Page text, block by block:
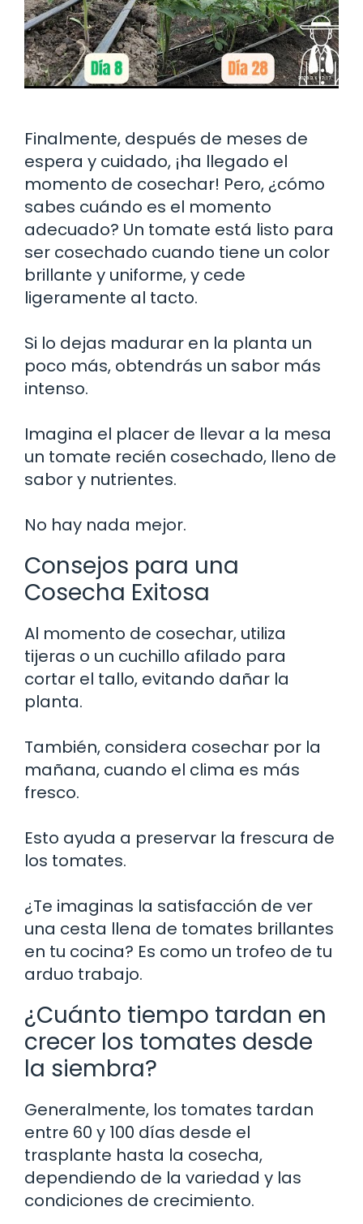
Finalmente, después de meses de
espera y cuidado, ¡ha llegado el
momento de cosechar! Pero, ¿cómo
sabes cuándo es el momento
adecuado? Un tomate está listo para
ser cosechado cuando tiene un color
brillante y uniforme, y cede
ligeramente al tacto.
Si lo dejas madurar en la planta un
poco más, obtendrás un sabor más
intenso.
Imagina el placer de llevar a la mesa
un tomate recién cosechado, lleno de
sabor y nutrientes.
No hay nada mejor.
Consejos para una
Cosecha Exitosa
Al momento de cosechar, utiliza
tijeras o un cuchillo afilado para
cortar el tallo, evitando dañar la
planta.
También, considera cosechar por la
mañana, cuando el clima es más
fresco.
Esto ayuda a preservar la frescura de
los tomates.
¿Te imaginas la satisfacción de ver
una cesta llena de tomates brillantes
en tu cocina? Es como un trofeo de tu
arduo trabajo.
¿Cuánto tiempo tardan en
crecer los tomates desde
la siembra?
Generalmente, los tomates tardan
entre 60 y 100 días desde el
trasplante hasta la cosecha,
dependiendo de la variedad y las
condiciones de crecimiento.